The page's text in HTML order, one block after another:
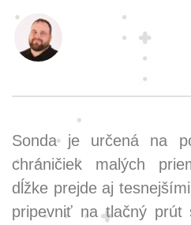
Sonda je určená na
chráničiek malých
dĺžke prejde aj
pripevniť na tlačný prút